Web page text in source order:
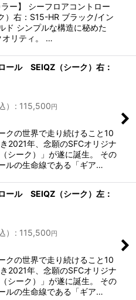
ー】 シーフロアコントロー
右：S15-HR ブラック/イン
ド シンプルな構造に秘めた
リティ。 …
ール SEIQZ（シーク）右：
: 115,500円
クの世界で走り続けること10
2021年、念願のSFCオリジナ
シーク）」が遂に誕生。 その
ルの生命線である「ギア…
ール SEIQZ（シーク）左：
: 115,500円
クの世界で走り続けること10
2021年、念願のSFCオリジナ
シーク）」が遂に誕生。 その
ルの生命線である「ギア…